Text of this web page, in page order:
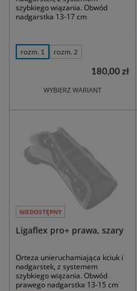
szybkiego wiązania. Obwód
nadgarstka 13-17 cm
rozm. 1 rozm. 2
WYBIERZ WARIANT
180,00 zł
NIEDOSTĘPNY
Ligaflex pro+ prawa, szary
Orteza unieruchamiająca kciuk i
nadgarstek, z systemem
szybkiego wiązania. Obwód
prawego nadgarstka 13-15 cm